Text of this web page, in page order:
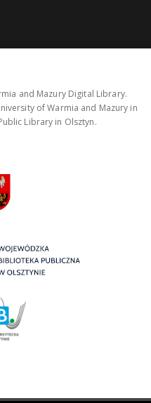
and Mazury Digital Library.
of Warmia and Mazury in
Library in Olsztyn.